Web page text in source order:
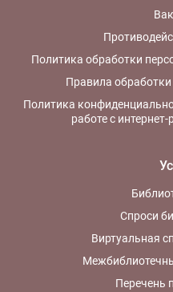
Политика обработки
Правила
Политика
работе с
Спроси
Виртуальная
Перечень